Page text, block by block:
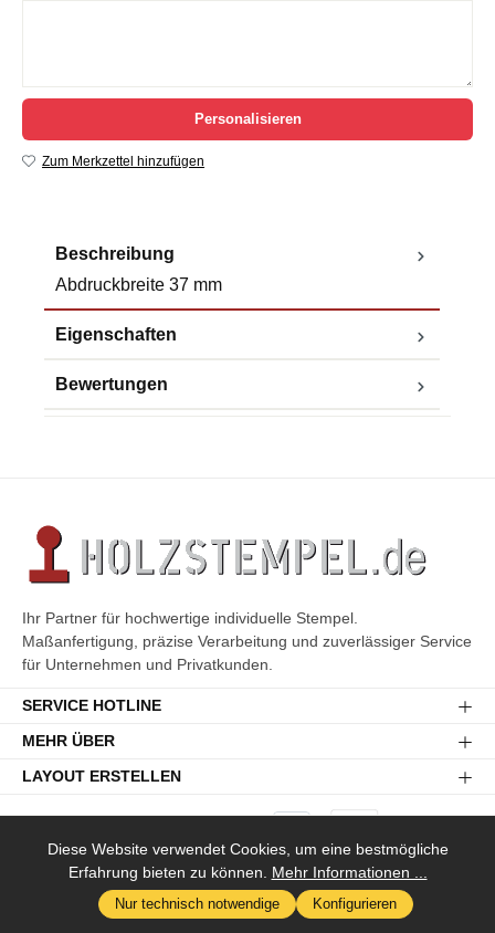
Personalisieren
Zum Merkzettel hinzufügen
Beschreibung
Abdruckbreite 37 mm
Eigenschaften
Bewertungen
Ihr Partner für hochwertige individuelle Stempel.
Maßanfertigung, präzise Verarbeitung und zuverlässiger Service
für Unternehmen und Privatkunden.
SERVICE HOTLINE
MEHR ÜBER
LAYOUT ERSTELLEN
* Alle Preise inkl. gesetzl. Mehrwertsteuer zzgl. Versandkosten
Nachnahmegebühren, wenn nicht anders angegeben.
Diese Website verwendet Cookies, um eine bestmögliche
Erfahrung bieten zu können. Mehr Informationen ...
Nur technisch notwendige Konfigurieren